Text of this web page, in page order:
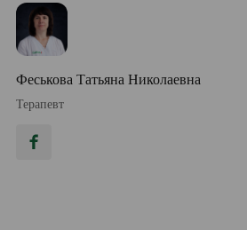
Феськова Татьяна Николаевна
Терапевт